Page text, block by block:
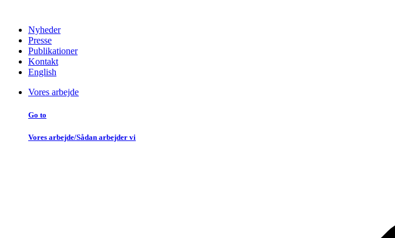
Nyheder
Presse
Publikationer
Kontakt
English
Vores arbejde
Go to
Vores arbejde/Sådan arbejder vi